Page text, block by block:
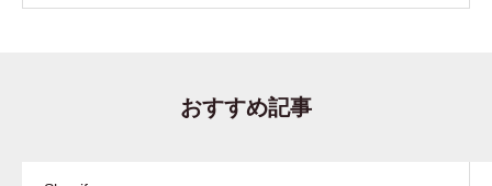
おすすめ記事